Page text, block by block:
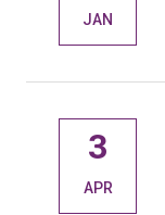
JAN
3
APR